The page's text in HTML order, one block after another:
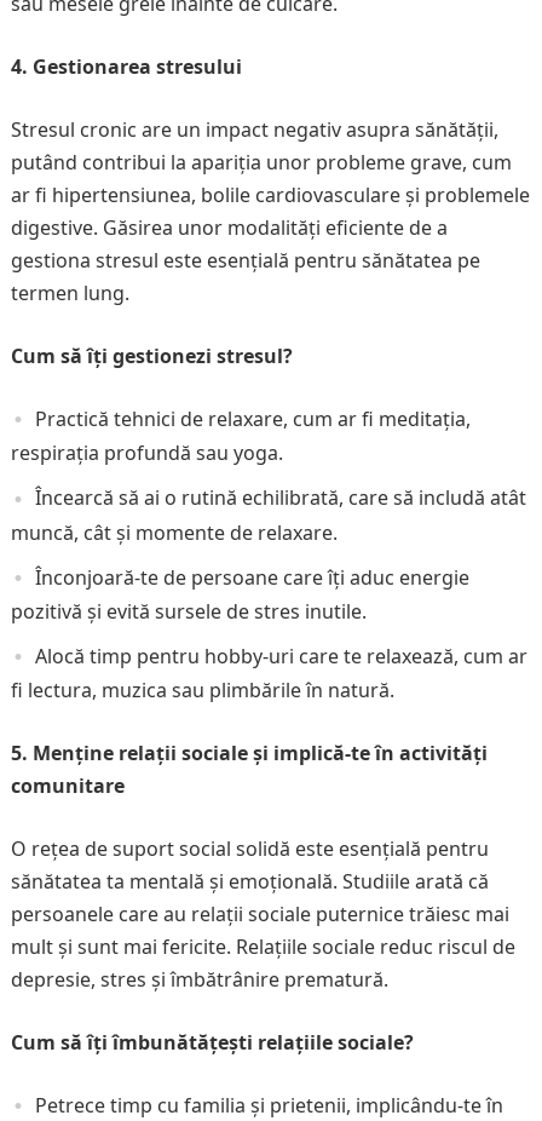
4. Gestionarea stresului
Stresul cronic are un impact negativ asupra sănătății,
putând contribui la apariția unor probleme grave, cum
ar fi hipertensiunea, bolile cardiovasculare și problemele
digestive. Găsirea unor modalități eficiente de a
gestiona stresul este esențială pentru sănătatea pe
termen lung.
Cum să îți gestionezi stresul?
Practică tehnici de relaxare, cum ar fi meditația,
respirația profundă sau yoga.
Încearcă să ai o rutină echilibrată, care să includă atât
muncă, cât și momente de relaxare.
Înconjoară-te de persoane care îți aduc energie
pozitivă și evită sursele de stres inutile.
Alocă timp pentru hobby-uri care te relaxează, cum ar
fi lectura, muzica sau plimbările în natură.
5. Menține relații sociale și implică-te în activități
comunitare
O rețea de suport social solidă este esențială pentru
sănătatea ta mentală și emoțională. Studiile arată că
persoanele care au relații sociale puternice trăiesc mai
mult și sunt mai fericite. Relațiile sociale reduc riscul de
depresie, stres și îmbătrânire prematură.
Cum să îți îmbunătățești relațiile sociale?
Petrece timp cu familia și prietenii, implicându-te în